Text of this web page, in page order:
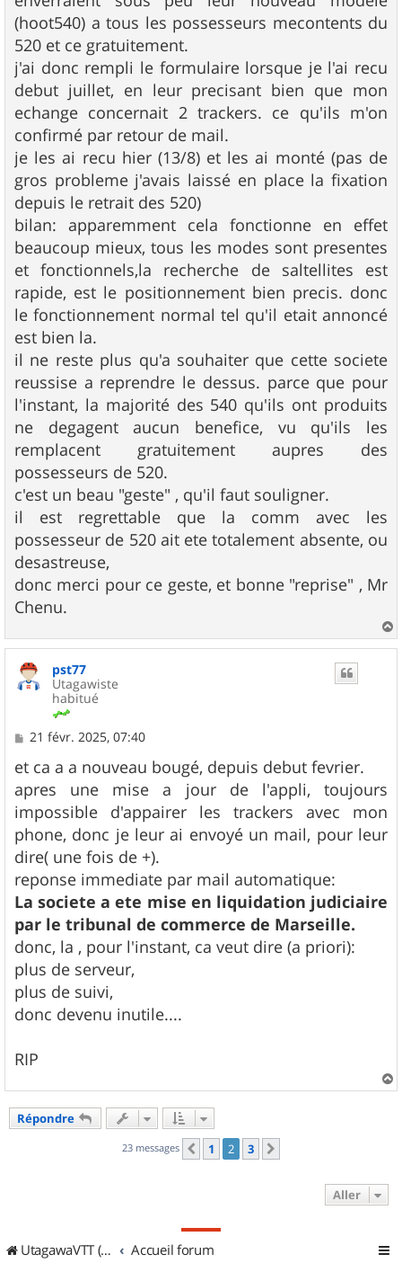
(hoot540) a tous les possesseurs mecontents du
520 et ce gratuitement.
j'ai donc rempli le formulaire lorsque je l'ai recu
debut juillet, en leur precisant bien que mon
echange concernait 2 trackers. ce qu'ils m'on
confirmé par retour de mail.
je les ai recu hier (13/8) et les ai monté (pas de
gros probleme j'avais laissé en place la fixation
depuis le retrait des 520)
bilan: apparemment cela fonctionne en effet
beaucoup mieux, tous les modes sont presentes
et fonctionnels,la recherche de saltellites est
rapide, est le positionnement bien precis. donc
le fonctionnement normal tel qu'il etait annoncé
est bien la.
il ne reste plus qu'a souhaiter que cette societe
reussise a reprendre le dessus. parce que pour
l'instant, la majorité des 540 qu'ils ont produits
ne degagent aucun benefice, vu qu'ils les
remplacent gratuitement aupres des
possesseurs de 520.
c'est un beau "geste" , qu'il faut souligner.
il est regrettable que la comm avec les
possesseur de 520 ait ete totalement absente, ou
desastreuse,
donc merci pour ce geste, et bonne "reprise" , Mr
Chenu.
a
u
pst77
Utagawiste
habitué
M
s
s
a
g
e
21 févr. 2025, 07:40
et ca a a nouveau bougé, depuis debut fevrier.
apres une mise a jour de l'appli, toujours
impossible d'appairer les trackers avec mon
phone, donc je leur ai envoyé un mail, pour leur
dire( une fois de +).
reponse immediate par mail automatique:
La societe a ete mise en liquidation judiciaire
par le tribunal de commerce de Marseille.
donc, la , pour l'instant, ca veut dire (a priori):
plus de serveur,
plus de suivi,
donc devenu inutile....
RIP
a
Répondre
23 messages Précédent
1 2 3
Aller
UtagawaVTT (Randos VTT et VTTAE avec traces GPS) Accueil forum